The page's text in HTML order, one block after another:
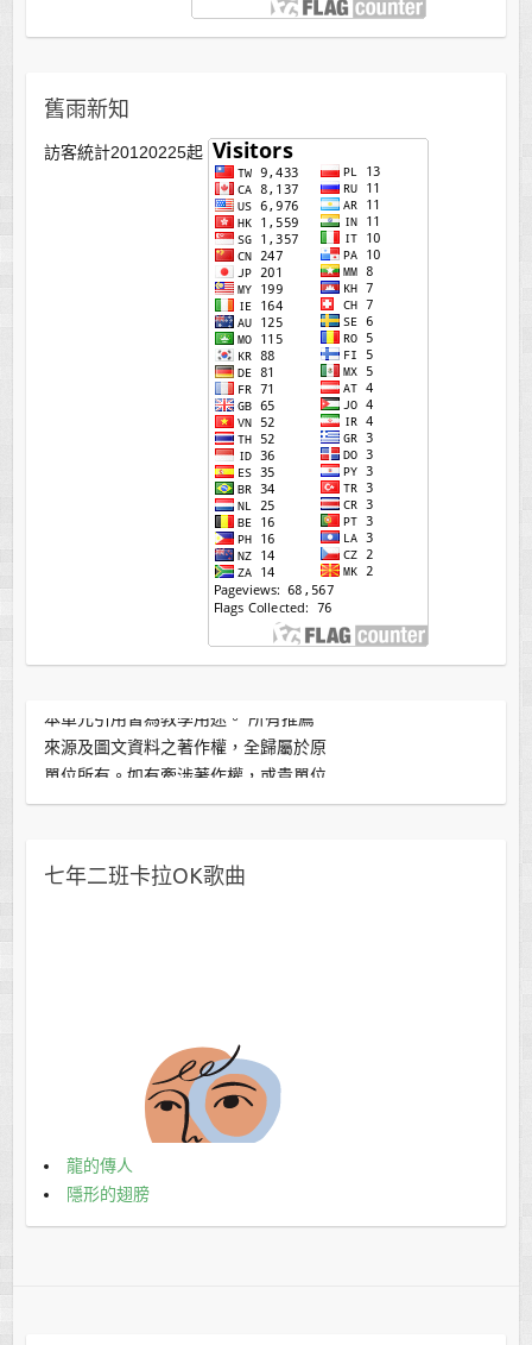
舊雨新知
訪客統計20120225起
本單元引用皆為教學用途。 所有推薦
來源及圖文資料之著作權，全歸屬於原
單位所有。如有牽涉著作權，或貴單位
不願接受此推薦連結，敬請來信告知。
七年二班卡拉OK歌曲
龍的傳人
隱形的翅膀